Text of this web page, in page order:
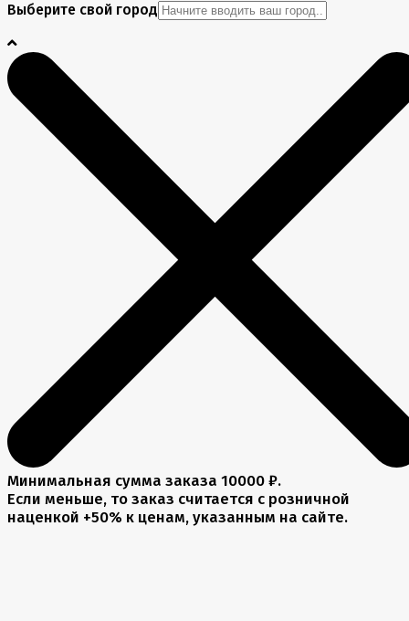
Выберите свой город
Минимальная сумма заказа 10000 ₽.
Если меньше, то заказ считается с розничной
наценкой +50% к ценам, указанным на сайте.